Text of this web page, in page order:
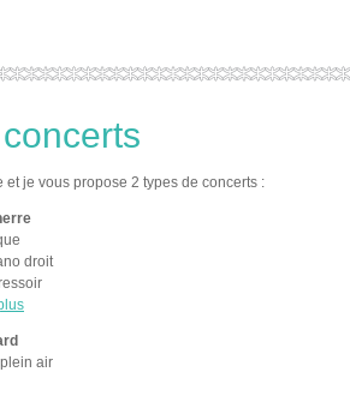
et je vous propose 2 types de concerts :
droit
air